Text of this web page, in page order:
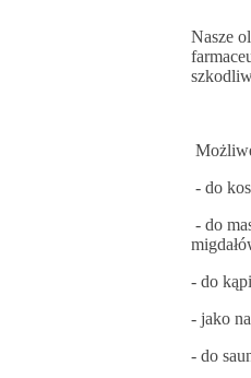
Nasze
- do
- do
- do
- jako
- do